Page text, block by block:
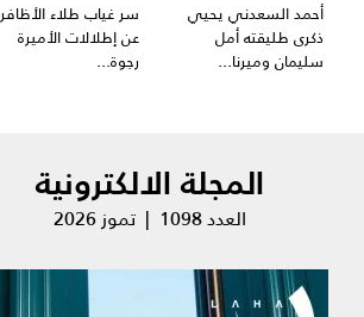
أحمد السعدني يحيي
ذكرى طليقته أمل
سليمان وميرنا...
سر غياب طلاء الأظافر
عن إطلالات الأميرة
رجوة...
المجلة الالكترونية
العدد 1098 | تموز 2026